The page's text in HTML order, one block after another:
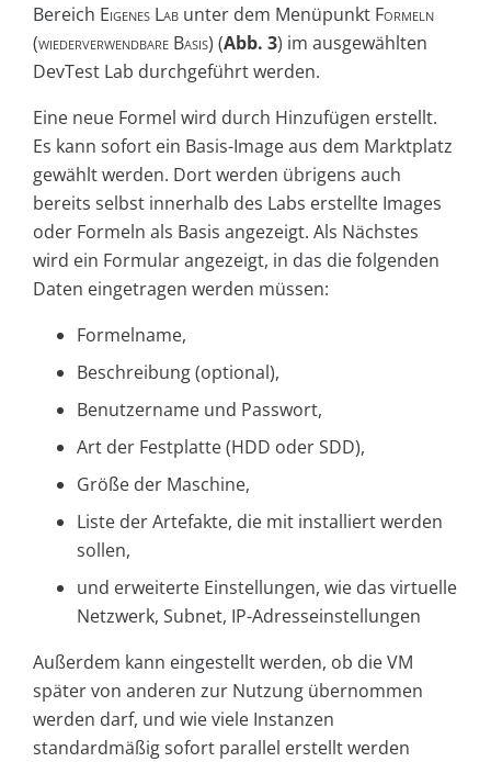
Bereich Eigenes Lab unter dem Menüpunkt Formeln
(wiederverwendbare Basis) (Abb. 3) im ausgewählten
DevTest Lab durchgeführt werden.
Eine neue Formel wird durch Hinzufügen erstellt.
Es kann sofort ein Basis-Image aus dem Marktplatz
gewählt werden. Dort werden übrigens auch
bereits selbst innerhalb des Labs erstellte Images
oder Formeln als Basis angezeigt. Als Nächstes
wird ein Formular angezeigt, in das die folgenden
Daten eingetragen werden müssen:
Formelname,
Beschreibung (optional),
Benutzername und Passwort,
Art der Festplatte (HDD oder SDD),
Größe der Maschine,
Liste der Artefakte, die mit installiert werden
sollen,
und erweiterte Einstellungen, wie das virtuelle
Netzwerk, Subnet, IP-Adresseinstellungen
Außerdem kann eingestellt werden, ob die VM
später von anderen zur Nutzung übernommen
werden darf, und wie viele Instanzen
standardmäßig sofort parallel erstellt werden